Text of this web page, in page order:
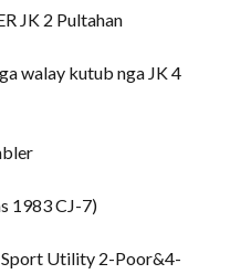
JK 2 Pultahan
walay kutub nga JK 4
1983 CJ-7)
Utility 2-Poor&4-